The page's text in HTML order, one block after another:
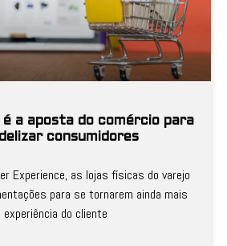
a aposta do comércio para
consumidores
Experience, as lojas físicas do varejo
para se tornarem ainda mais
do cliente